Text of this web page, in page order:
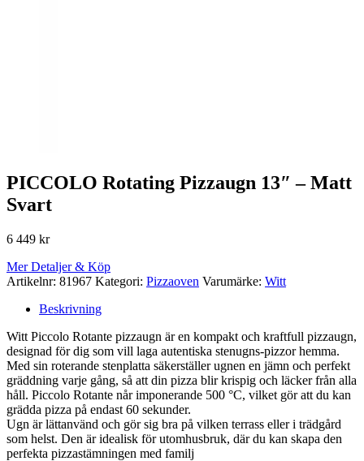
PICCOLO Rotating Pizzaugn 13″ – Matt
Svart
6 449 kr
Mer Detaljer & Köp
Artikelnr: 81967 Kategori: Pizzaoven Varumärke: Witt
Beskrivning
Witt Piccolo Rotante pizzaugn är en kompakt och kraftfull pizzaugn,
designad för dig som vill laga autentiska stenugns-pizzor hemma.
Med sin roterande stenplatta säkerställer ugnen en jämn och perfekt
gräddning varje gång, så att din pizza blir krispig och läcker från alla
håll. Piccolo Rotante når imponerande 500 °C, vilket gör att du kan
grädda pizza på endast 60 sekunder.
Ugn är lättanvänd och gör sig bra på vilken terrass eller i trädgård
som helst. Den är idealisk för utomhusbruk, där du kan skapa den
perfekta pizzastämningen med familj